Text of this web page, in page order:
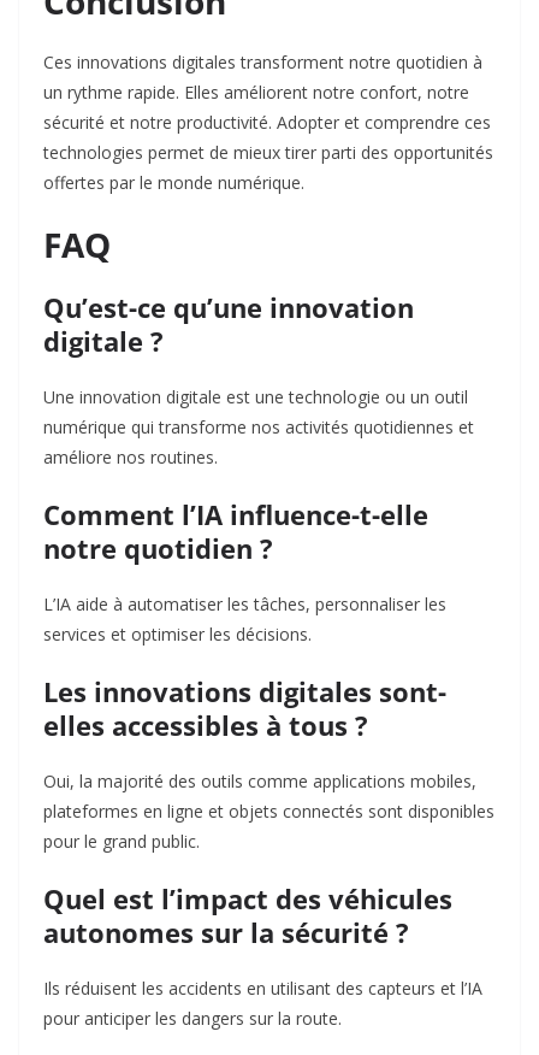
Ces innovations digitales transforment notre quotidien à
un rythme rapide. Elles améliorent notre confort, notre
sécurité et notre productivité. Adopter et comprendre ces
technologies permet de mieux tirer parti des opportunités
offertes par le monde numérique.
FAQ
Qu’est-ce qu’une innovation
digitale ?
Une innovation digitale est une technologie ou un outil
numérique qui transforme nos activités quotidiennes et
améliore nos routines.
Comment l’IA influence-t-elle
notre quotidien ?
L’IA aide à automatiser les tâches, personnaliser les
services et optimiser les décisions.
Les innovations digitales sont-
elles accessibles à tous ?
Oui, la majorité des outils comme applications mobiles,
plateformes en ligne et objets connectés sont disponibles
pour le grand public.
Quel est l’impact des véhicules
autonomes sur la sécurité ?
Ils réduisent les accidents en utilisant des capteurs et l’IA
pour anticiper les dangers sur la route.